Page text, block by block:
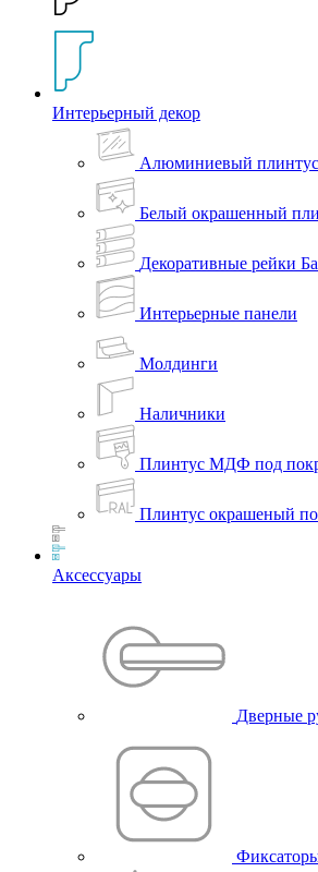
Интерьерный декор
Алюминиевый плинтус
Белый окрашенный
Декоративные рейки
Интерьерные панели
Молдинги
Наличники
Плинтус МДФ под
Плинтус окрашеный
Аксессуары
Дверные